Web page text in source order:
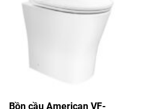
Bồn cầu American VF-